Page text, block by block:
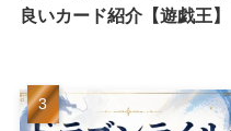
良いカード紹介【遊戯王】